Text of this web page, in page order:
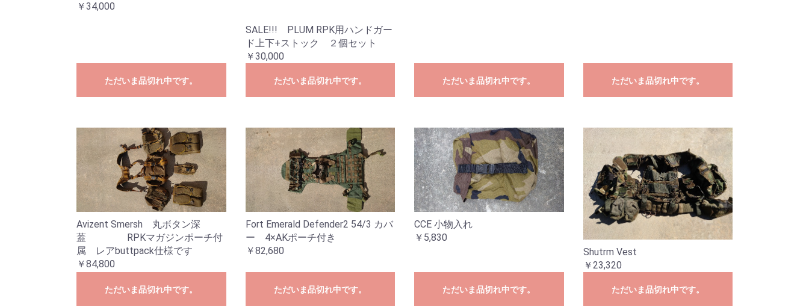
￥34,000
ただいま品切れ中です。
SALE!!! PLUM RPK用ハンドガー
ド上下+ストック ２個セット
￥30,000
ただいま品切れ中です。 ただいま品切れ中です。 ただいま品切れ中です。
Avizent Smersh 丸ボタン深
蓋 RPKマガジンポーチ付
属 レアbuttpack仕様です
￥84,800
ただいま品切れ中です。
Fort Emerald Defender2 54/3 カバ
ー 4×AKポーチ付き
￥82,680
ただいま品切れ中です。
CCE 小物入れ
￥5,830
ただいま品切れ中です。
Shutrm Vest
￥23,320
ただいま品切れ中です。